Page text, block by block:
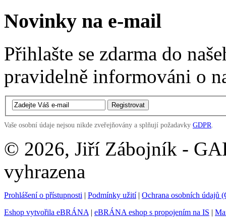
Novinky na e-mail
Přihlašte se zdarma do
pravidelně informováni o
Vaše osobní údaje nejsou nikde zveřejňovány a splňují požadavky GDPR
© 2026, Jiří Zábojník -
vyhrazena
Prohlášení o přístupnosti | Podmínky užití| Ochrana osobních údajů
Eshop vytvořila eBRÁNA | eBRÁNA eshop s propojením na IS |